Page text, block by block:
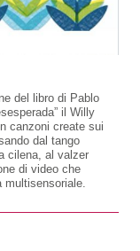
del libro di Pablo
il Willy
canzoni create sui
dal tango
cilena, al valzer
di video che
multisensoriale.